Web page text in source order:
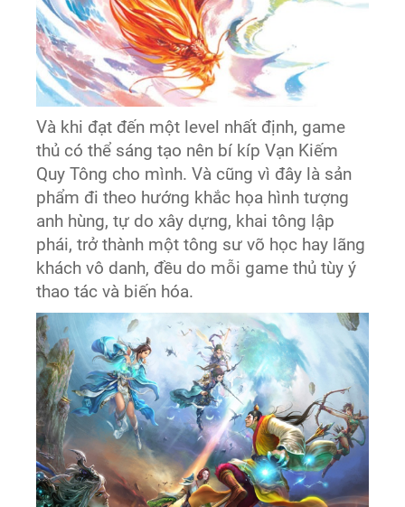
Và khi đạt đến một level nhất định, game
thủ có thể sáng tạo nên bí kíp Vạn Kiếm
Quy Tông cho mình. Và cũng vì đây là sản
phẩm đi theo hướng khắc họa hình tượng
anh hùng, tự do xây dựng, khai tông lập
phái, trở thành một tông sư võ học hay lãng
khách vô danh, đều do mỗi game thủ tùy ý
thao tác và biến hóa.